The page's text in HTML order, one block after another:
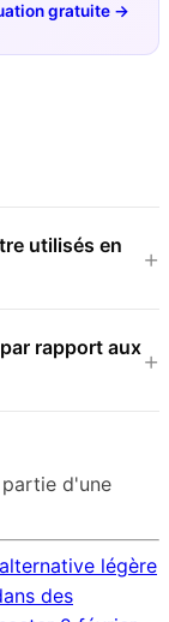
gratuite →
utilisés en
rapport aux
d'une
légère
des